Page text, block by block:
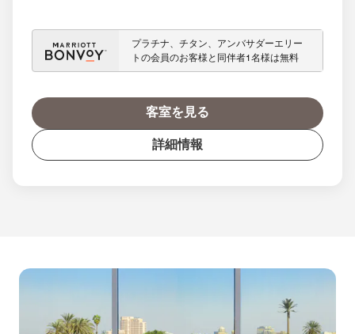
プラチナ、チタン、アンバサダーエリー
トの会員のお客様と同伴者1名様は無料
客室を見る
詳細情報